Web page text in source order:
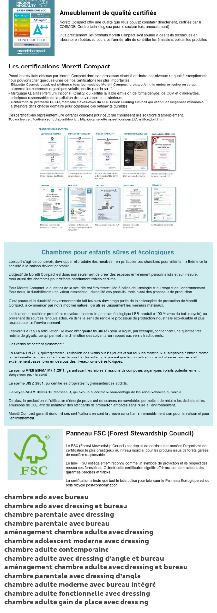
chambre ado avec bureau
chambre ado avec dressing et bureau
chambre parentale avec dressing
chambre parentale avec bureau
aménagement chambre adulte avec dressing
chambre adolescent moderne avec dressing
chambre adulte contemporaine
chambre adulte avec dressing d’angle et bureau
aménagement chambre adulte avec dressing et bureau
chambre parentale avec dressing d’angle
chambre adulte moderne avec bureau intégré
chambre adulte fonctionnelle avec dressing
chambre adulte gain de place avec dressing